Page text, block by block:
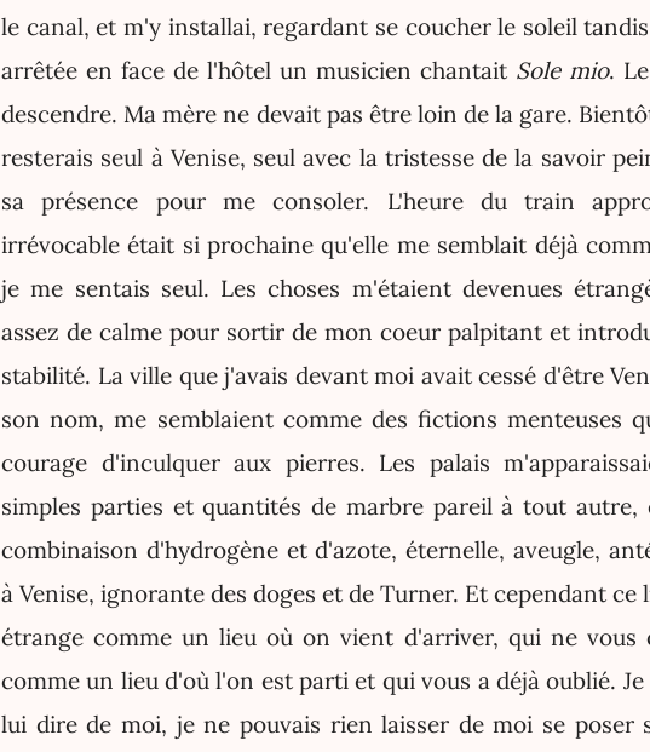
le canal, et m'y installai, regardant se coucher le soleil
arrêtée en face de l'hôtel un musicien chantait Sole mio.
descendre. Ma mère ne devait pas être loin de la gare.
resterais seul à Venise, seul avec la tristesse de la savoir
sa présence pour me consoler. L'heure du train
irrévocable était si prochaine qu'elle me semblait déjà
je me sentais seul. Les choses m'étaient devenues
assez de calme pour sortir de mon coeur palpitant et
stabilité. La ville que j'avais devant moi avait cessé d'être
son nom, me semblaient comme des fictions menteuses
courage d'inculquer aux pierres. Les palais
simples parties et quantités de marbre pareil à tout autre,
combinaison d'hydrogène et d'azote, éternelle, aveugle,
à Venise, ignorante des doges et de Turner. Et cependant ce
étrange comme un lieu où on vient d'arriver, qui ne vous
comme un lieu d'où l'on est parti et qui vous a déjà oublié.
lui dire de moi, je ne pouvais rien laisser de moi se poser